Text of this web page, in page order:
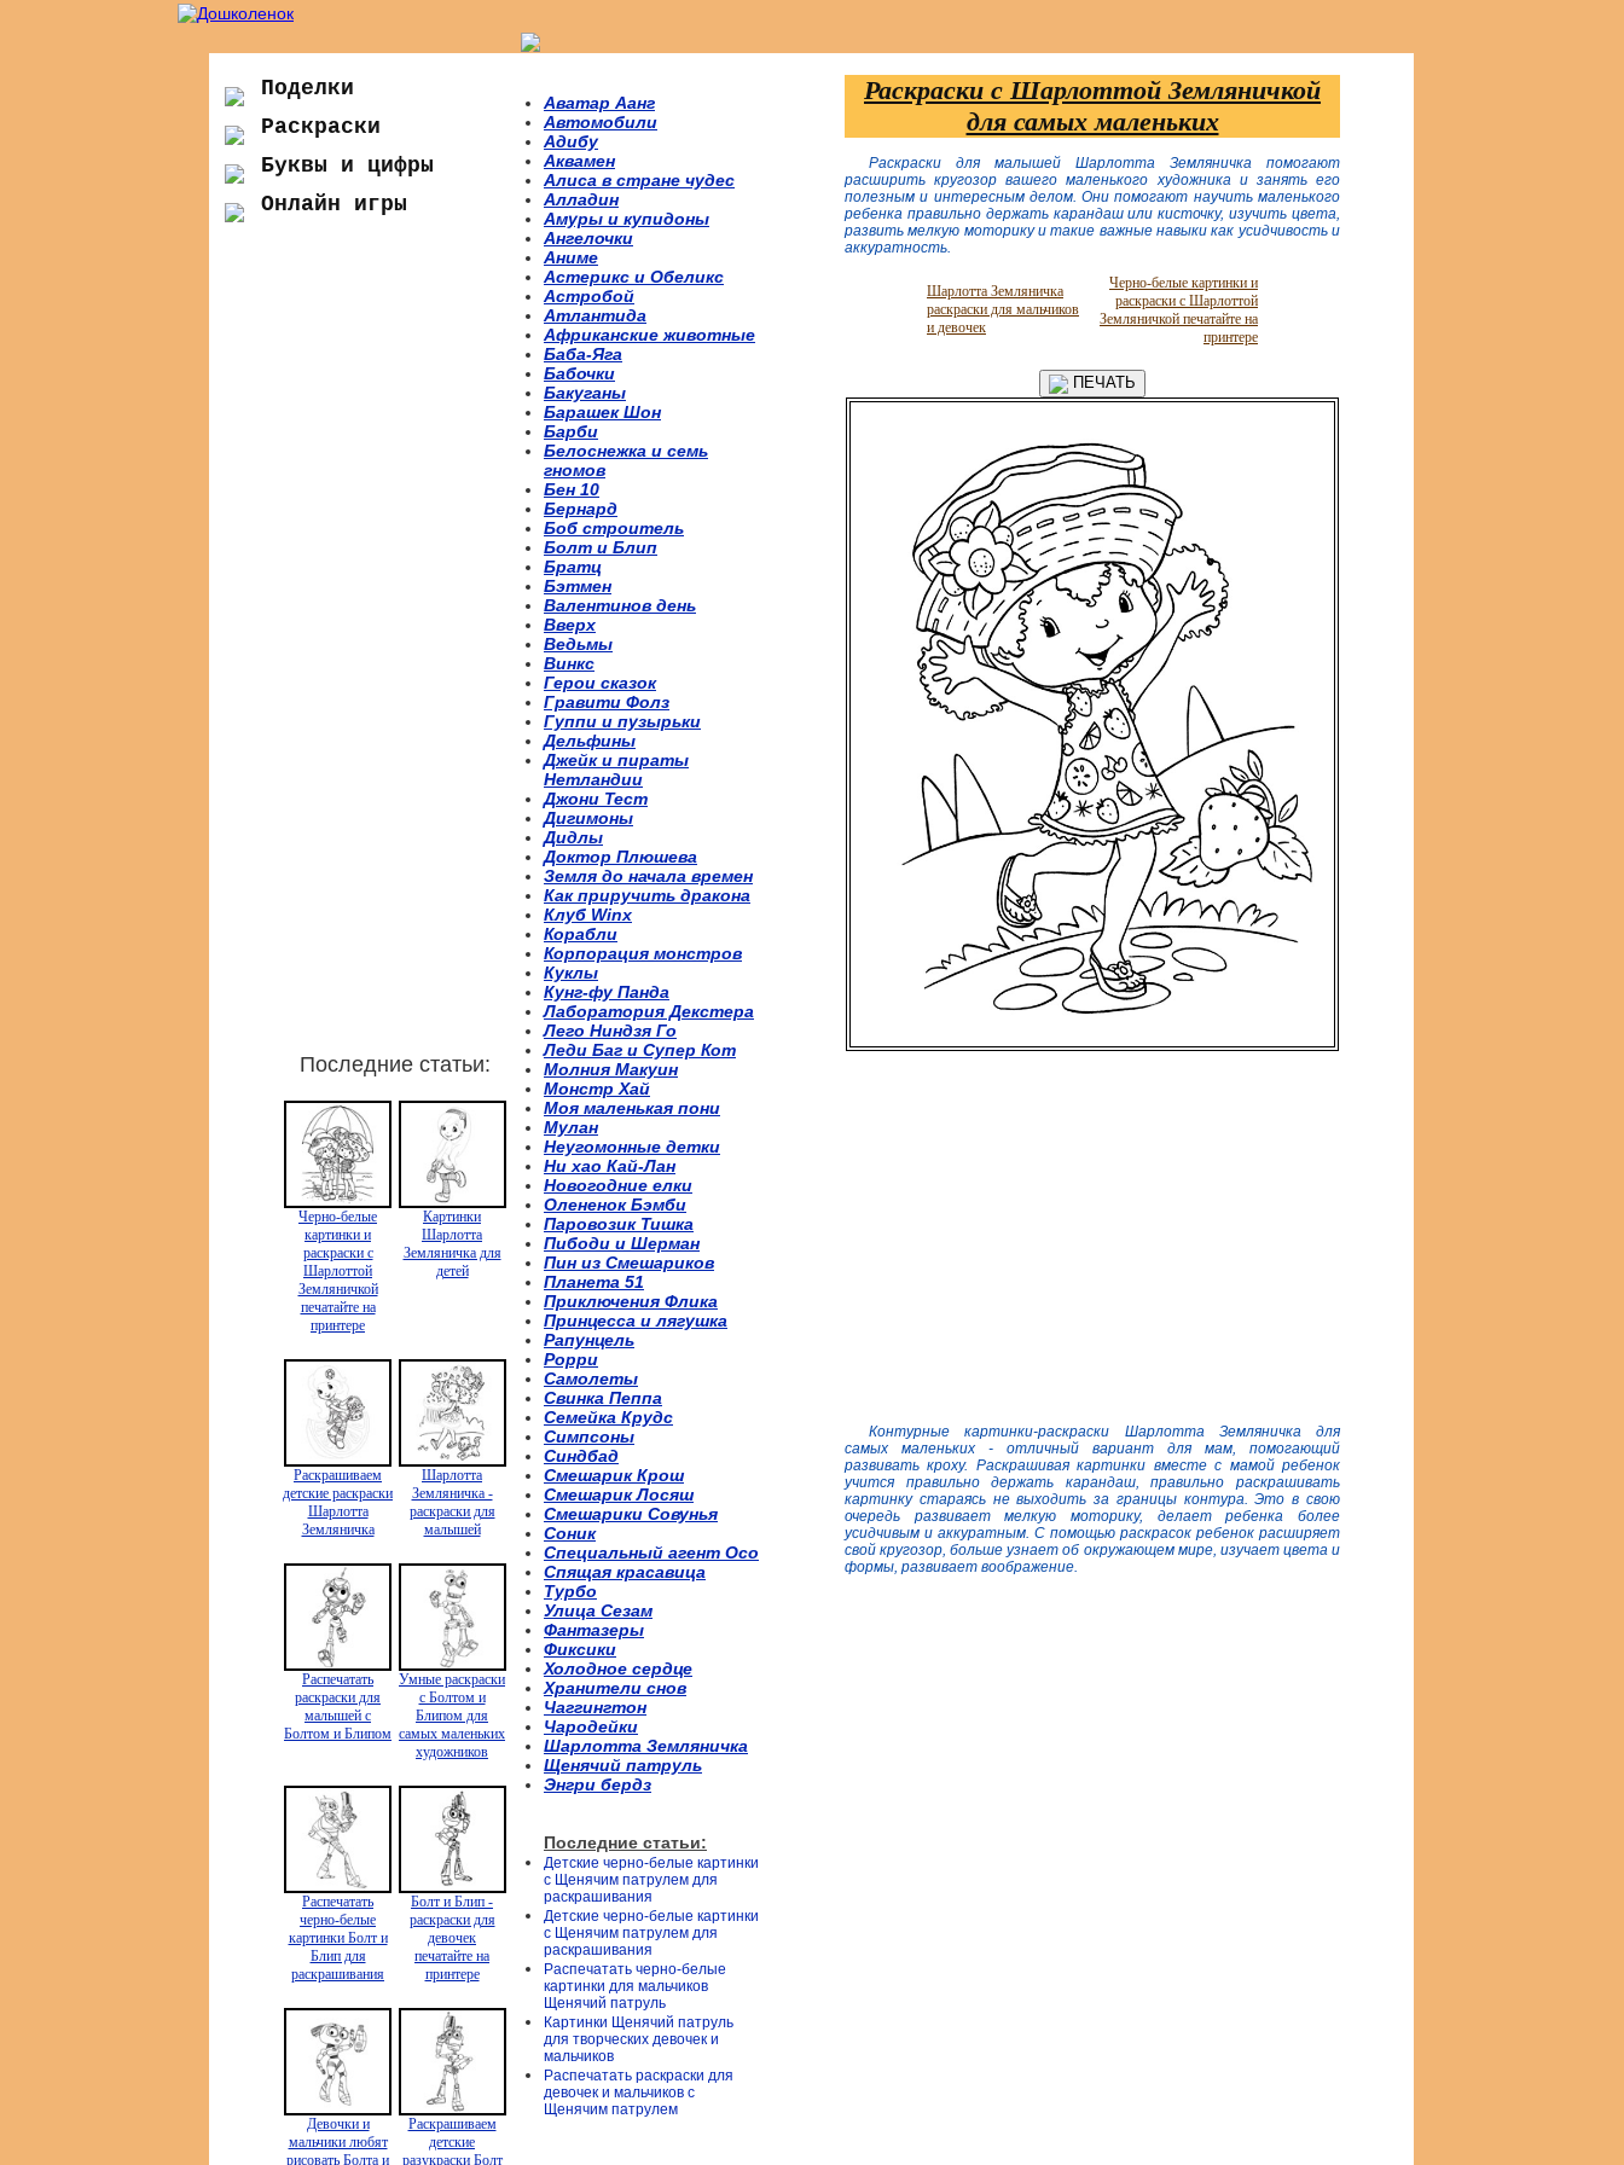
Поделки
Раскраски
Буквы и цифры
Онлайн игры
Последние статьи:
Черно-белые
картинки и
раскраски с
Шарлоттой
Земляничкой
печатайте на
принтере
Картинки
Шарлотта
Земляничка для
детей
Раскрашиваем
детские раскраски
Шарлотта
Земляничка
Шарлотта
Земляничка -
раскраски для
малышей
Распечатать
раскраски для
малышей с
Болтом и Блипом
Умные раскраски
с Болтом и
Блипом для
самых маленьких
художников
Распечатать
черно-белые
картинки Болт и
Блип для
раскрашивания
Болт и Блип -
раскраски для
девочек
печатайте на
принтере
Девочки и
мальчики любят
рисовать Болта и
Раскрашиваем
детские
разукраски Болт
Аватар Аанг
Автомобили
Адибу
Аквамен
Алиса в стране чудес
Алладин
Амуры и купидоны
Ангелочки
Аниме
Астерикс и Обеликс
Астробой
Атлантида
Африканские животные
Баба-Яга
Бабочки
Бакуганы
Барашек Шон
Барби
Белоснежка и семь
гномов
Бен 10
Бернард
Боб строитель
Болт и Блип
Братц
Бэтмен
Валентинов день
Вверх
Ведьмы
Винкс
Герои сказок
Гравити Фолз
Гуппи и пузырьки
Дельфины
Джейк и пираты
Нетландии
Джони Тест
Дигимоны
Дидлы
Доктор Плюшева
Земля до начала времен
Как приручить дракона
Клуб Winx
Корабли
Корпорация монстров
Куклы
Кунг-фу Панда
Лаборатория Декстера
Лего Ниндзя Го
Леди Баг и Супер Кот
Молния Макуин
Монстр Хай
Моя маленькая пони
Мулан
Неугомонные детки
Ни хао Кай-Лан
Новогодние елки
Олененок Бэмби
Паровозик Тишка
Пибоди и Шерман
Пин из Смешариков
Планета 51
Приключения Флика
Принцесса и лягушка
Рапунцель
Рорри
Самолеты
Свинка Пеппа
Семейка Крудс
Симпсоны
Синдбад
Смешарик Крош
Смешарик Лосяш
Смешарики Совунья
Соник
Специальный агент Осо
Спящая красавица
Турбо
Улица Сезам
Фантазеры
Фиксики
Холодное сердце
Хранители снов
Чаггингтон
Чародейки
Шарлотта Земляничка
Щенячий патруль
Энгри бердз
Последние статьи:
Детские черно-белые картинки
с Щенячим патрулем для
раскрашивания
Детские черно-белые картинки
с Щенячим патрулем для
раскрашивания
Распечатать черно-белые
картинки для мальчиков
Щенячий патруль
Картинки Щенячий патруль
для творческих девочек и
мальчиков
Распечатать раскраски для
девочек и мальчиков с
Щенячим патрулем
Раскраски с Шарлоттой Земляничкой
для самых маленьких
Раскраски для малышей Шарлотта Земляничка помогают
расширить кругозор вашего маленького художника и занять его
полезным и интересным делом. Они помогают научить маленького
ребенка правильно держать карандаш или кисточку, изучить цвета,
развить мелкую моторику и такие важные навыки как усидчивость и
аккуратность.
Шарлотта Земляничка
раскраски для мальчиков
и девочек
Черно-белые картинки и
раскраски с Шарлоттой
Земляничкой печатайте на
принтере
ПЕЧАТЬ
Контурные картинки-раскраски Шарлотта Земляничка для
самых маленьких - отличный вариант для мам, помогающий
развивать кроху. Раскрашивая картинки вместе с мамой ребенок
учится правильно держать карандаш, правильно раскрашивать
картинку стараясь не выходить за границы контура. Это в свою
очередь развивает мелкую моторику, делает ребенка более
усидчивым и аккуратным. С помощью раскрасок ребенок расширяет
свой кругозор, больше узнает об окружающем мире, изучает цвета и
формы, развивает воображение.